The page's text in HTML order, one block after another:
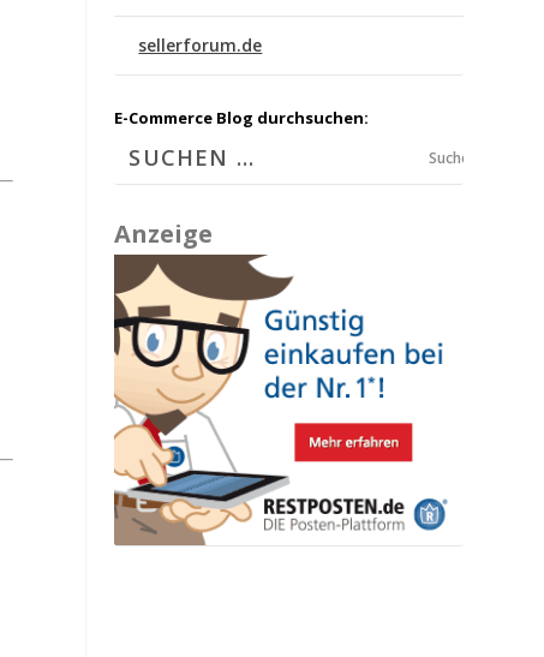
sellerforum.de
E-Commerce Blog durchsuchen:
Suchen
Anzeige